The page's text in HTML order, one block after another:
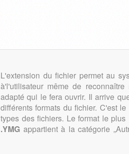
L'extension du fichier permet au
à'l'utilisateur même de
adapté qui le fera ouvrir. Il arrive
différents formats du fichier. C'est
types des fichiers. Le format le
.YMG appartient à la catégorie